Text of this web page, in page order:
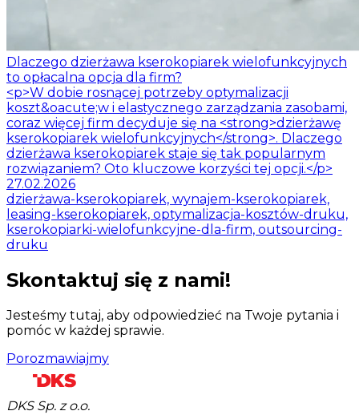
Dlaczego dzierżawa kserokopiarek wielofunkcyjnych
to opłacalna opcja dla firm?
<p>W dobie rosnącej potrzeby optymalizacji
koszt&oacute;w i elastycznego zarządzania zasobami,
coraz więcej firm decyduje się na <strong>dzierżawę
kserokopiarek wielofunkcyjnych</strong>. Dlaczego
dzierżawa kserokopiarek staje się tak popularnym
rozwiązaniem? Oto kluczowe korzyści tej opcji.</p>
27.02.2026
dzierżawa-kserokopiarek, wynajem-kserokopiarek,
leasing-kserokopiarek, optymalizacja-kosztów-druku,
kserokopiarki-wielofunkcyjne-dla-firm, outsourcing-
druku
Skontaktuj się z nami!
Jesteśmy tutaj, aby odpowiedzieć na Twoje pytania i
pomóc w każdej sprawie.
Porozmawiajmy
DKS Sp. z o.o.